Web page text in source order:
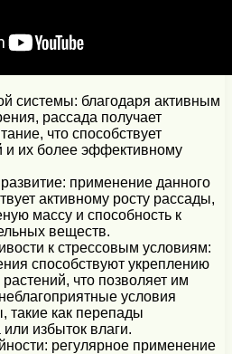
системы: благодаря активным
рассада получает
что способствует
и их более эффективному
применение данного
активному росту рассады,
массу и способность к
веществ.
к стрессовым условиям:
способствуют укреплению
что позволяет им
условия
как перепады
избыток влаги.
регулярное применение